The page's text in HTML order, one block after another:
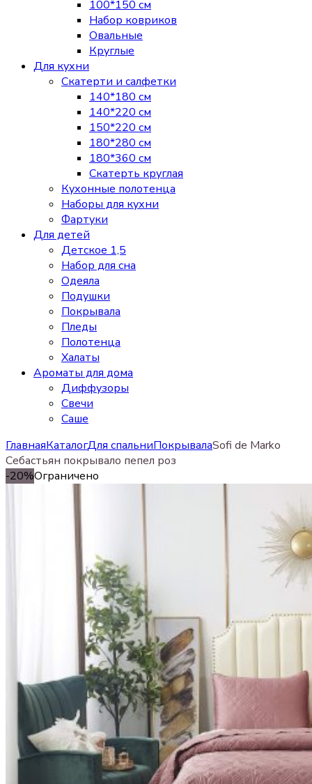
100*150 см
Набор ковриков
Овальные
Круглые
Для кухни
Скатерти и салфетки
140*180 см
140*220 см
150*220 см
180*280 см
180*360 см
Скатерть круглая
Кухонные полотенца
Наборы для кухни
Фартуки
Для детей
Детское 1,5
Набор для сна
Одеяла
Подушки
Покрывала
Пледы
Полотенца
Халаты
Ароматы для дома
Диффузоры
Свечи
Cаше
ГлавнаяКаталогДля спальниПокрывалаSofi de Marko
Себастьян покрывало пепел роз
-20%Ограничено